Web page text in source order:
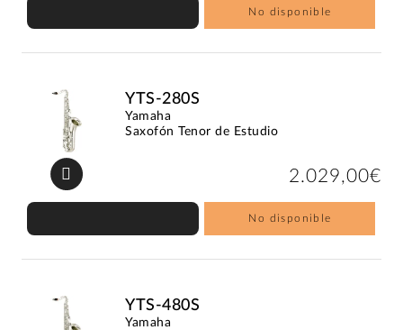
No disponible
YTS-280S
Yamaha
Saxofón Tenor de Estudio
2.029,00€
No disponible
YTS-480S
Yamaha